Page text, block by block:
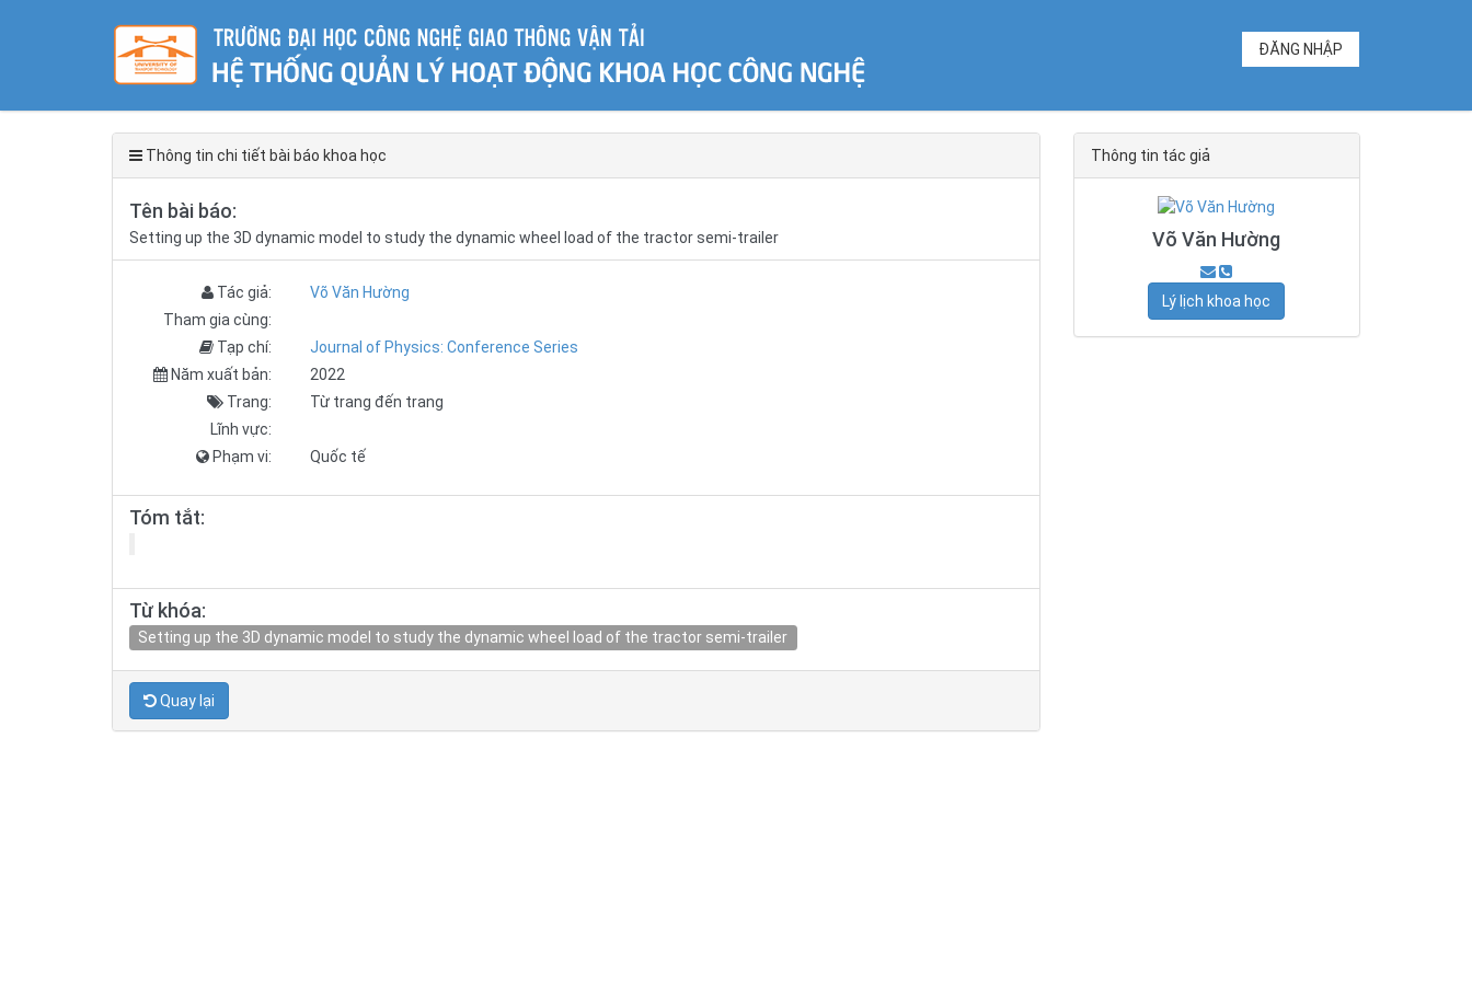
ĐĂNG NHẬP
Thông tin chi tiết bài báo khoa học
Tên bài báo:
Setting up the 3D dynamic model to study the dynamic wheel load of the tractor semi-trailer
Tác giả:
Võ Văn Hường
Tham gia cùng:
Tạp chí:
Journal of Physics: Conference Series
Năm xuất bản:
2022
Trang:
Từ trang đến trang
Lĩnh vực:
Phạm vi:
Quốc tế
Tóm tắt:
Từ khóa:
Setting up the 3D dynamic model to study the dynamic wheel load of the tractor semi-trailer
Quay lại
Thông tin tác giả
Võ Văn Hường
Lý lịch khoa học